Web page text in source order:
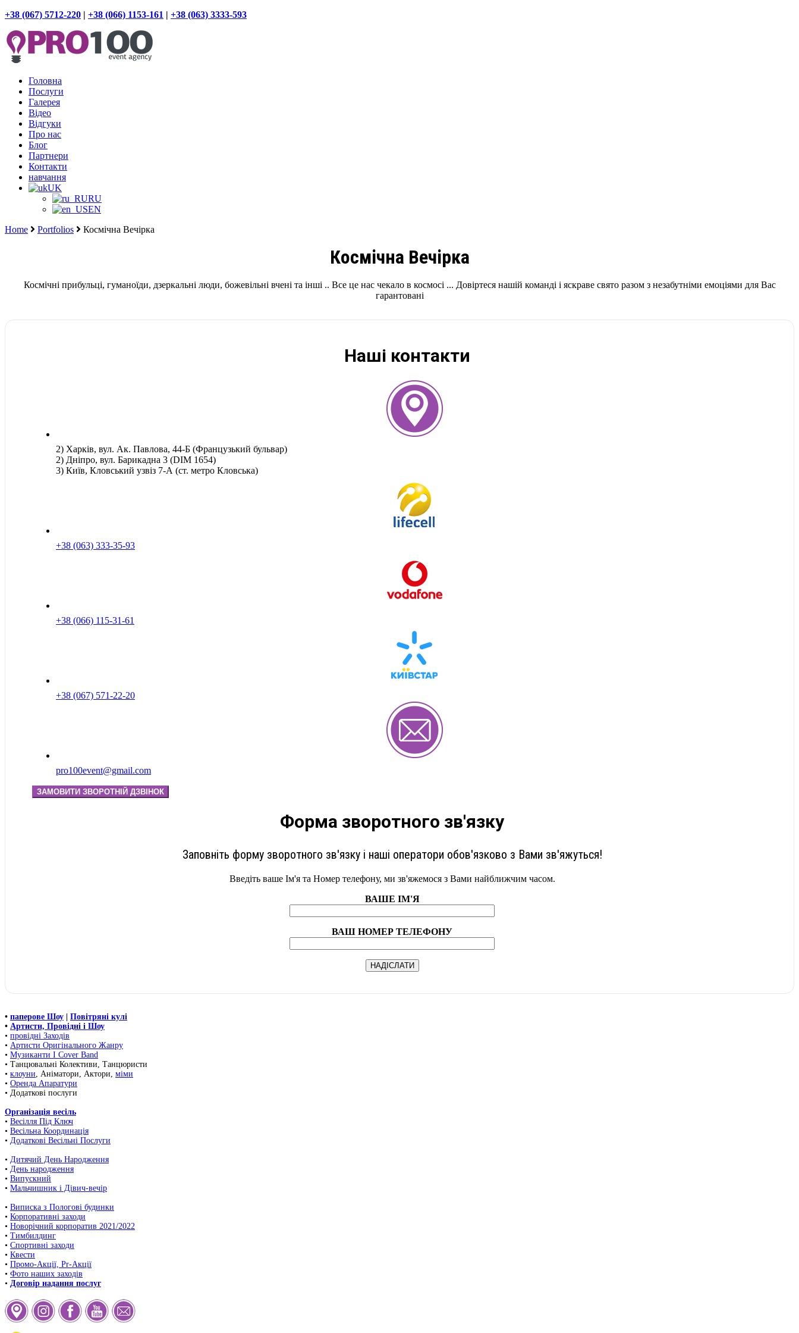
+38 (067) 5712-220 | +38 (066) 1153-161 | +38 (063) 3333-593
Головна
Послуги
Галерея
Відео
Відгуки
Про нас
Блог
Партнери
Контакти
навчання
UK
RU
EN
Home
Portfolios Космічна Вечірка
Космічна Вечірка
Космічні прибульці, гуманоїди, дзеркальні люди, божевільні вчені та інші .. Все це нас чекало в космосі ... Довіртеся нашій команді і яскраве свято разом з незабутніми емоціями для Вас
гарантовані
Наші контакти
2) Харків, вул. Ак. Павлова, 44-Б (Французький бульвар)
2) Дніпро, вул. Барикадна 3 (DIM 1654)
3) Київ, Кловський узвіз 7-А (ст. метро Кловська)
+38 (063) 333-35-93
+38 (066) 115-31-61
+38 (067) 571-22-20
pro100event@gmail.com
ЗАМОВИТИ ЗВОРОТНІЙ ДЗВІНОК
Форма зворотного зв'язку
Заповніть форму зворотного зв'язку і наші оператори обов'язково з Вами зв'яжуться!
Введіть ваше Ім'я та Номер телефону, ми зв'яжемося з Вами найближчим часом.
ВАШЕ ІМ'Я
ВАШ НОМЕР ТЕЛЕФОНУ
• паперове Шоу
Повітряні кулі
• Артисти, Провідні і Шоу
• провідні Заходів
• Артисти Оригінального Жанру
• Музиканти І Cover Band
• Танцювальні Колективи, Танцюристи
• клоуни, Аніматори, Актори, міми
• Оренда Апаратури
• Додаткові послуги
Організація весіль
• Весілля Під Ключ
• Весільна Координація
• Додаткові Весільні Послуги
• Дитячий День Народження
• День народження
• Випускний
• Мальчишник і Дівич-вечір
• Виписка з Пологові будинки
• Корпоративні заходи
• Новорічний корпоратив 2021/2022
• Тимбилдинг
• Спортивні заходи
• Квести
• Промо-Акції, Pr-Акції
• Фото наших заходів
• Договір надання послуг